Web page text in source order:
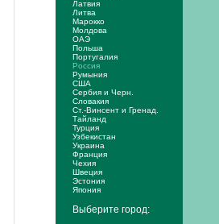
Латвия
Литва
Марокко
Молдова
ОАЭ
Польша
Португалия
Россия
Румыния
США
Сербия и Черн.
Словакия
Ст.-Винсент и Гренад.
Тайланд
Турция
Узбекистан
Украина
Франция
Чехия
Швеция
Эстония
Япония
Выберите город: